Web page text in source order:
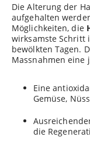
Die Alterung der
aufgehalten
Möglichkeiten, die
wirksamste Schritt
bewölkten Tagen.
Massnahmen eine
Eine
Gemüse,
die